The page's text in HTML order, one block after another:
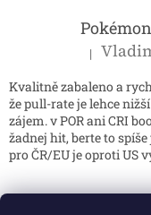
Hodnocení
|
Kvalitně zabaleno a
že pull-rate je lehce
zájem. v POR ani CRI
žadnej hit, berte to
pro ČR/EU je oproti US